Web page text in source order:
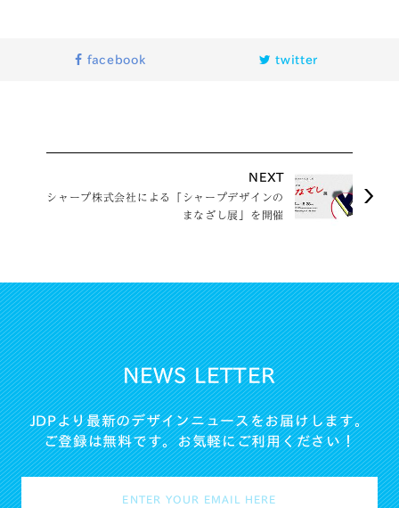
facebook twitter
NEXT
シャープ株式会社による「シャープデザインの
まなざし展」を開催
NEWS LETTER
JDPより最新のデザインニュースをお届けします。
ご登録は無料です。お気軽にご利用ください！